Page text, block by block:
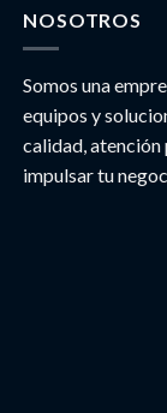
NOSOTROS
Somos una
equipos y
calidad,
impulsar tu